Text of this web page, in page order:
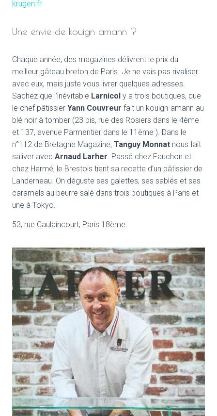
krugen.fr
Une envie de kouign amann ?
Chaque année, des magazines délivrent le prix du
meilleur gâteau breton de Paris. Je ne vais pas rivaliser
avec eux, mais juste vous livrer quelques adresses.
Sachez que l’inévitable Larnicol y a trois boutiques, que
le chef pâtissier Yann Couvreur fait un kouign-amann au
blé noir à tomber (23 bis, rue des Rosiers dans le 4ème
et 137, avenue Parmentier dans le 11ème ). Dans le
n°112 de Bretagne Magazine, Tanguy Monnat nous fait
saliver avec Arnaud Larher. Passé chez Fauchon et
chez Hermé, le Brestois tient sa recette d’un pâtissier de
Landerneau. On déguste ses galettes, ses sablés et ses
caramels au beurre salé dans trois boutiques à Paris et
une à Tokyo.
53, rue Caulaincourt, Paris 18ème.